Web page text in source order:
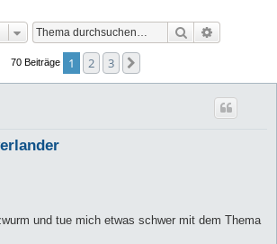
Suche
70 Beiträge 1 2 3
und tue mich etwas schwer mit dem Thema